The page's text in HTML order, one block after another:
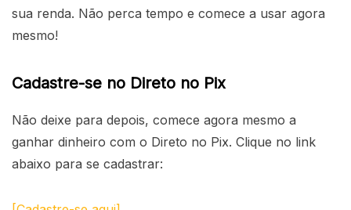
sua renda. Não perca tempo e comece a usar agora
mesmo!
Cadastre-se no Direto no Pix
Não deixe para depois, comece agora mesmo a
ganhar dinheiro com o Direto no Pix. Clique no link
abaixo para se cadastrar: